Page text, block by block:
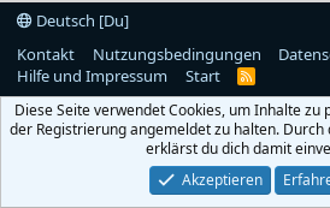
Deutsch [Du]
Kontakt
Nutzungsbedingungen
Hilfe und Impressum
Start
R
S
Diese Seite verwendet Cookies, um Inhalte zu
der Registrierung angemeldet zu halten.
erklärst du dich damit
Akzeptieren